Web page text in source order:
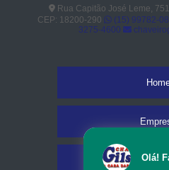
Rua Capitão José Leme,
CEP: 18200-290
(15) 99782-
3275-4600
Olá!